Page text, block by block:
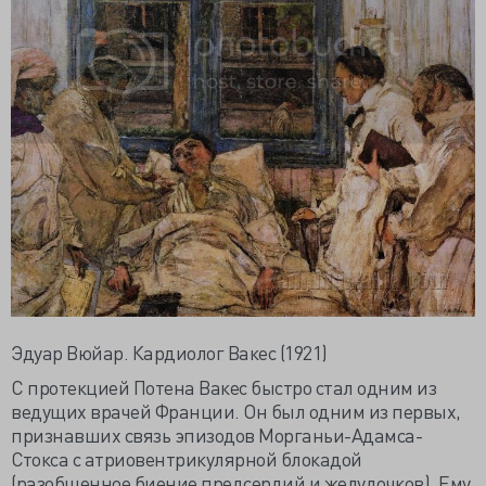
Эдуар Вюйар. Кардиолог Вакес (1921)
С протекцией Потена Вакес быстро стал одним из
ведущих врачей Франции. Он был одним из первых,
признавших связь эпизодов Морганьи-Адамса-
Стокса с атриовентрикулярной блокадой